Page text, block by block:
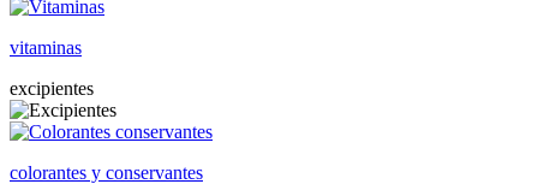
vitaminas
excipientes
colorantes y conservantes